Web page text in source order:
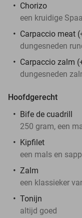
Chorizo
een kruidige
Carpaccio meat
dungesneden
Carpaccio zalm
dungesneden
Hoofdgerecht
Bife de cuadrill
250 gram, een
Kipfilet
een mals en
Zalm
een klassieker
Tonijn
altijd goed